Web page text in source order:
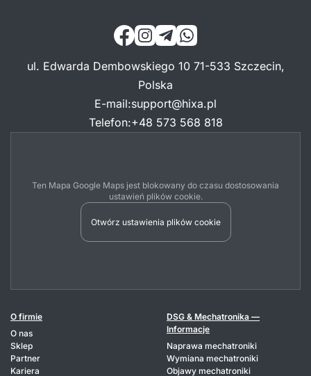
ul. Edwarda Dembowskiego 10 71-533 Szczecin,
Polska
E-mail:support@hixa.pl
Telefon:+48 573 568 818
Ten Mapa Google Maps jest blokowany do czasu dostosowania
ustawień plików cookie.
Otwórz ustawienia plików cookie
O firmie
O nas
Sklep
Partner
Kariera
DSG & Mechatronika —
Informacje
Naprawa mechatroniki
Wymiana mechatroniki
Objawy mechatroniki